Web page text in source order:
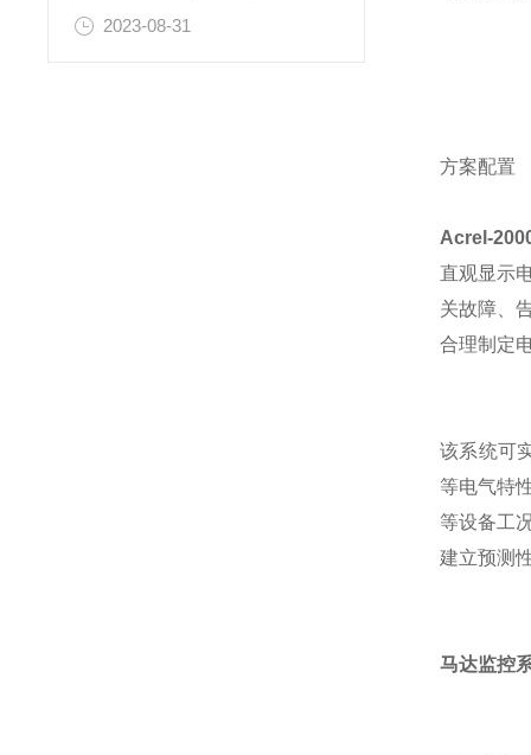
2023-08-31
方案配置
Acrel-
直观显示
关故障、
合理制定
该系统可
等电气特
等设备工
建立预测
马达监控